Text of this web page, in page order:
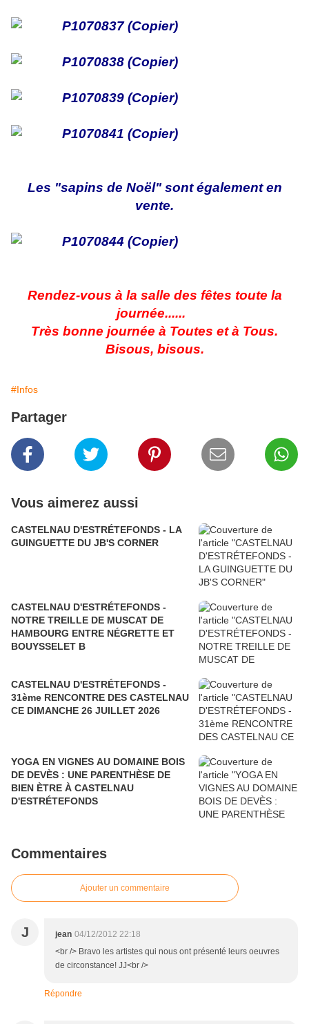
Les "sapins de Noël" sont également en
vente.
Rendez-vous à la salle des fêtes toute la
journée......
Très bonne journée à Toutes et à Tous.
Bisous, bisous.
#Infos
Partager
Vous aimerez aussi
CASTELNAU D'ESTRÉTEFONDS - LA
GUINGUETTE DU JB'S CORNER
CASTELNAU D'ESTRÉTEFONDS -
NOTRE TREILLE DE MUSCAT DE
HAMBOURG ENTRE NÉGRETTE ET
BOUYSSELET B
CASTELNAU D'ESTRÉTEFONDS -
31ème RENCONTRE DES CASTELNAU
CE DIMANCHE 26 JUILLET 2026
YOGA EN VIGNES AU DOMAINE BOIS
DE DEVÈS : UNE PARENTHÈSE DE
BIEN ÈTRE À CASTELNAU
D'ESTRÉTEFONDS
Commentaires
Ajouter un commentaire
J jean 04/12/2012 22:18
<br /> Bravo les artistes qui nous ont présenté leurs oeuvres
de circonstance! JJ<br />
Répondre